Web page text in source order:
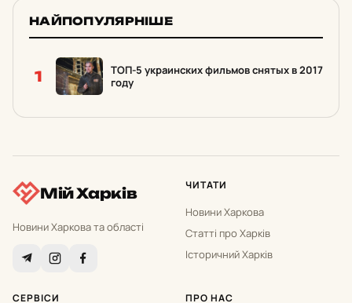
НАЙПОПУЛЯРНІШЕ
1
ТОП-5 украинских фильмов снятых в 2017
году
Мій Харків
Новини Харкова та області
ЧИТАТИ
Новини Харкова
Статті про Харків
Історичний Харків
СЕРВІСИ ПРО НАС